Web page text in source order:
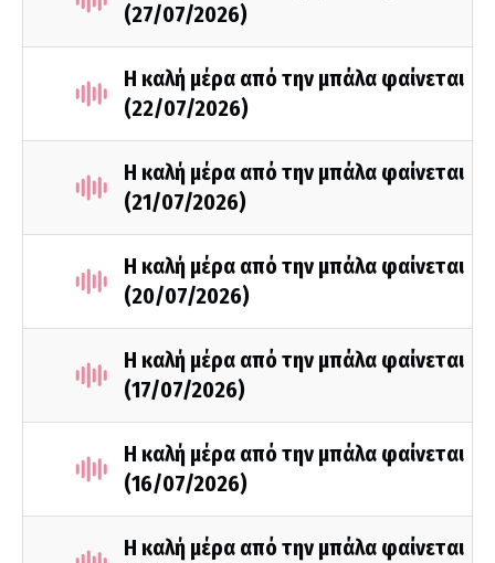
(27/07/2026)
Η καλή μέρα από την μπάλα φαίνεται
(22/07/2026)
Η καλή μέρα από την μπάλα φαίνεται
(21/07/2026)
Η καλή μέρα από την μπάλα φαίνεται
(20/07/2026)
Η καλή μέρα από την μπάλα φαίνεται
(17/07/2026)
Η καλή μέρα από την μπάλα φαίνεται
(16/07/2026)
Η καλή μέρα από την μπάλα φαίνεται